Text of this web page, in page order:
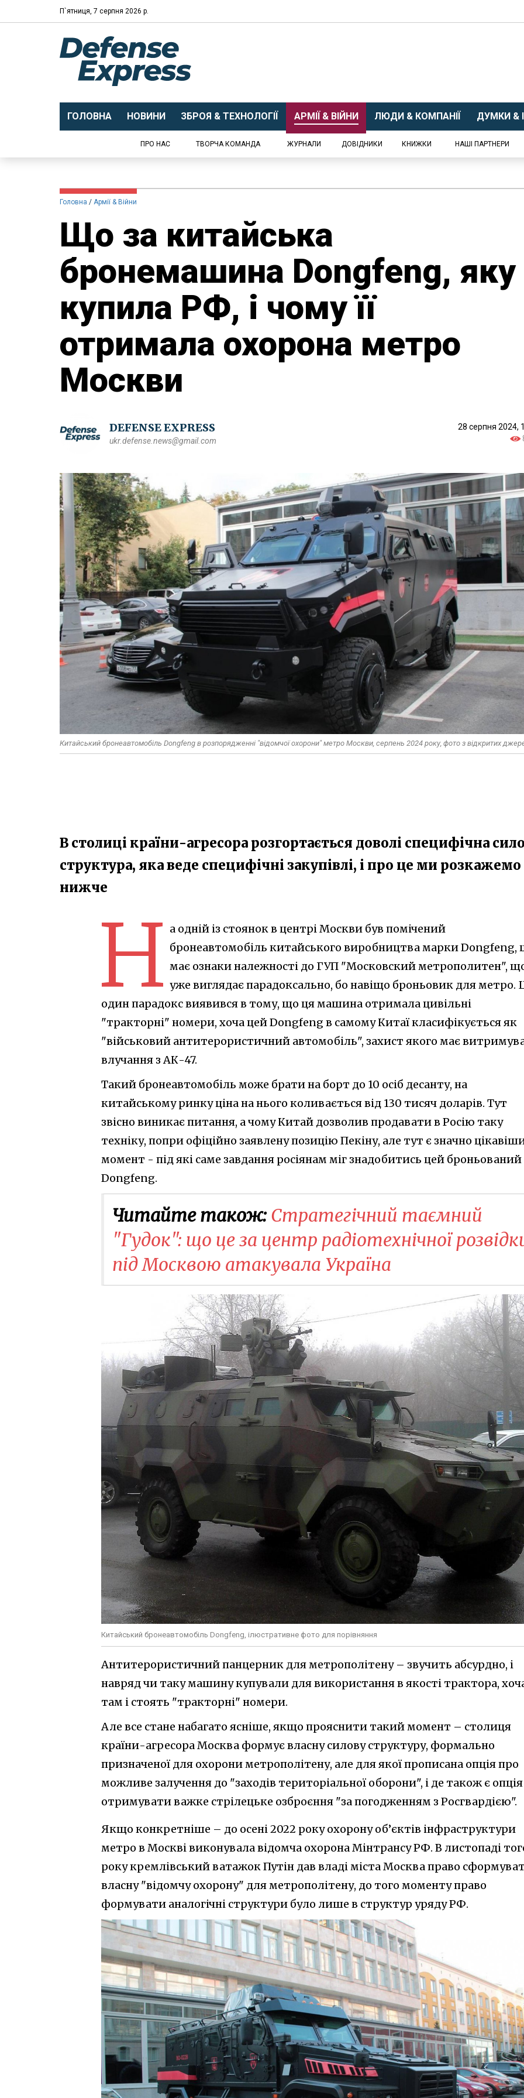
П`ятниця, 7 серпня 2026 р.
ГОЛОВНА НОВИНИ ЗБРОЯ & ТЕХНОЛОГІЇ АРМІЇ & ВІЙНИ ЛЮДИ & КОМПАНІЇ ДУМКИ &
ПРО НАС ТВОРЧА КОМАНДА ЖУРНАЛИ ДОВІДНИКИ КНИЖКИ НАШІ ПАРТНЕРИ
Головна Армії & Війни
Що за китайська
бронемашина Dongfeng, яку
купила РФ, і чому її
отримала охорона метро
Москви
DEFENSE EXPRESS
ukr.defense.news@gmail.com
28 серпня 2024,
Китайський бронеавтомобіль Dongfeng в розпорядженні "відомчої охорони" метро Москви, серпень 2024 року, фото з відкритих
В столиці країни-агресора розгортається доволі специфічна
структура, яка веде специфічні закупівлі, і про це ми розкажемо
нижче
Н а одній із стоянок в центрі Москви був помічений
бронеавтомобіль китайського виробництва марки Dongfeng,
має ознаки належності до ГУП "Московский метрополитен",
уже виглядає парадоксально, бо навіщо броньовик для метро.
один парадокс виявився в тому, що ця машина отримала цивільні
"тракторні" номери, хоча цей Dongfeng в самому Китаї класифікується як
"військовий антитерористичний автомобіль", захист якого має
влучання з АК-47.
Такий бронеавтомобіль може брати на борт до 10 осіб десанту, на
китайському ринку ціна на нього коливається від 130 тисяч доларів. Тут
звісно виникає питання, а чому Китай дозволив продавати в Росію таку
техніку, попри офіційно заявлену позицію Пекіну, але тут є значно
момент - під які саме завдання росіянам міг знадобитись цей броньований
Dongfeng.
Читайте також: Стратегічний таємний
"Гудок": що це за центр радіотехнічної
під Москвою атакувала Україна
Китайський бронеавтомобіль Dongfeng, ілюстративне фото для порівняння
Антитерористичний панцерник для метрополітену – звучить абсурдно, і
навряд чи таку машину купували для використання в якості трактора,
там і стоять "тракторні" номери.
Але все стане набагато ясніше, якщо прояснити такий момент – столиця
країни-агресора Москва формує власну силову структуру, формально
призначеної для охорони метрополітену, але для якої прописана опція про
можливе залучення до "заходів територіальної оборони", і де також є опція
отримувати важке стрілецьке озброєння "за погодженням з Росгвардією".
Якщо конкретніше – до осені 2022 року охорону об’єктів інфраструктури
метро в Москві виконувала відомча охорона Мінтрансу РФ. В листопаді
року кремлівський ватажок Путін дав владі міста Москва право
власну "відомчу охорону" для метрополітену, до того моменту право
формувати аналогічні структури було лише в структур уряду РФ.